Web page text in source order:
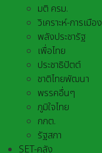
มติ ครม.
วิเคราะห์-การเมือง
พลังประชารัฐ
เพื่อไทย
ประชาธิปัตต์
ชาติไทยพัฒนา
พรรคอื่นๆ
ภูมิใจไทย
กกต.
รัฐสภา
SET-คลัง